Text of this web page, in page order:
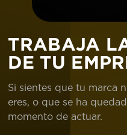
TRABAJA
DE TU
Si sientes que tu marca
eres, o que se ha
momento de actuar.